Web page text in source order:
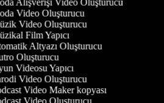
Alışverişi Video Oluşturucu
Video Oluşturucu
Video Oluşturucu
Film Yapıcı
Altyazı Oluşturucu
Oluşturucu
Videosu Yapıcı
Video Oluşturucu
Video Maker kopyası